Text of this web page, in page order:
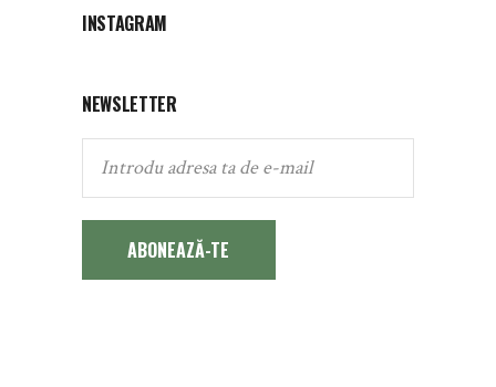
INSTAGRAM
NEWSLETTER
ABONEAZĂ-TE